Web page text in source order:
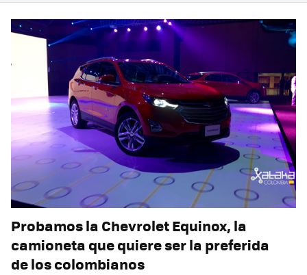
Probamos la Chevrolet Equinox, la
camioneta que quiere ser la preferida
de los colombianos